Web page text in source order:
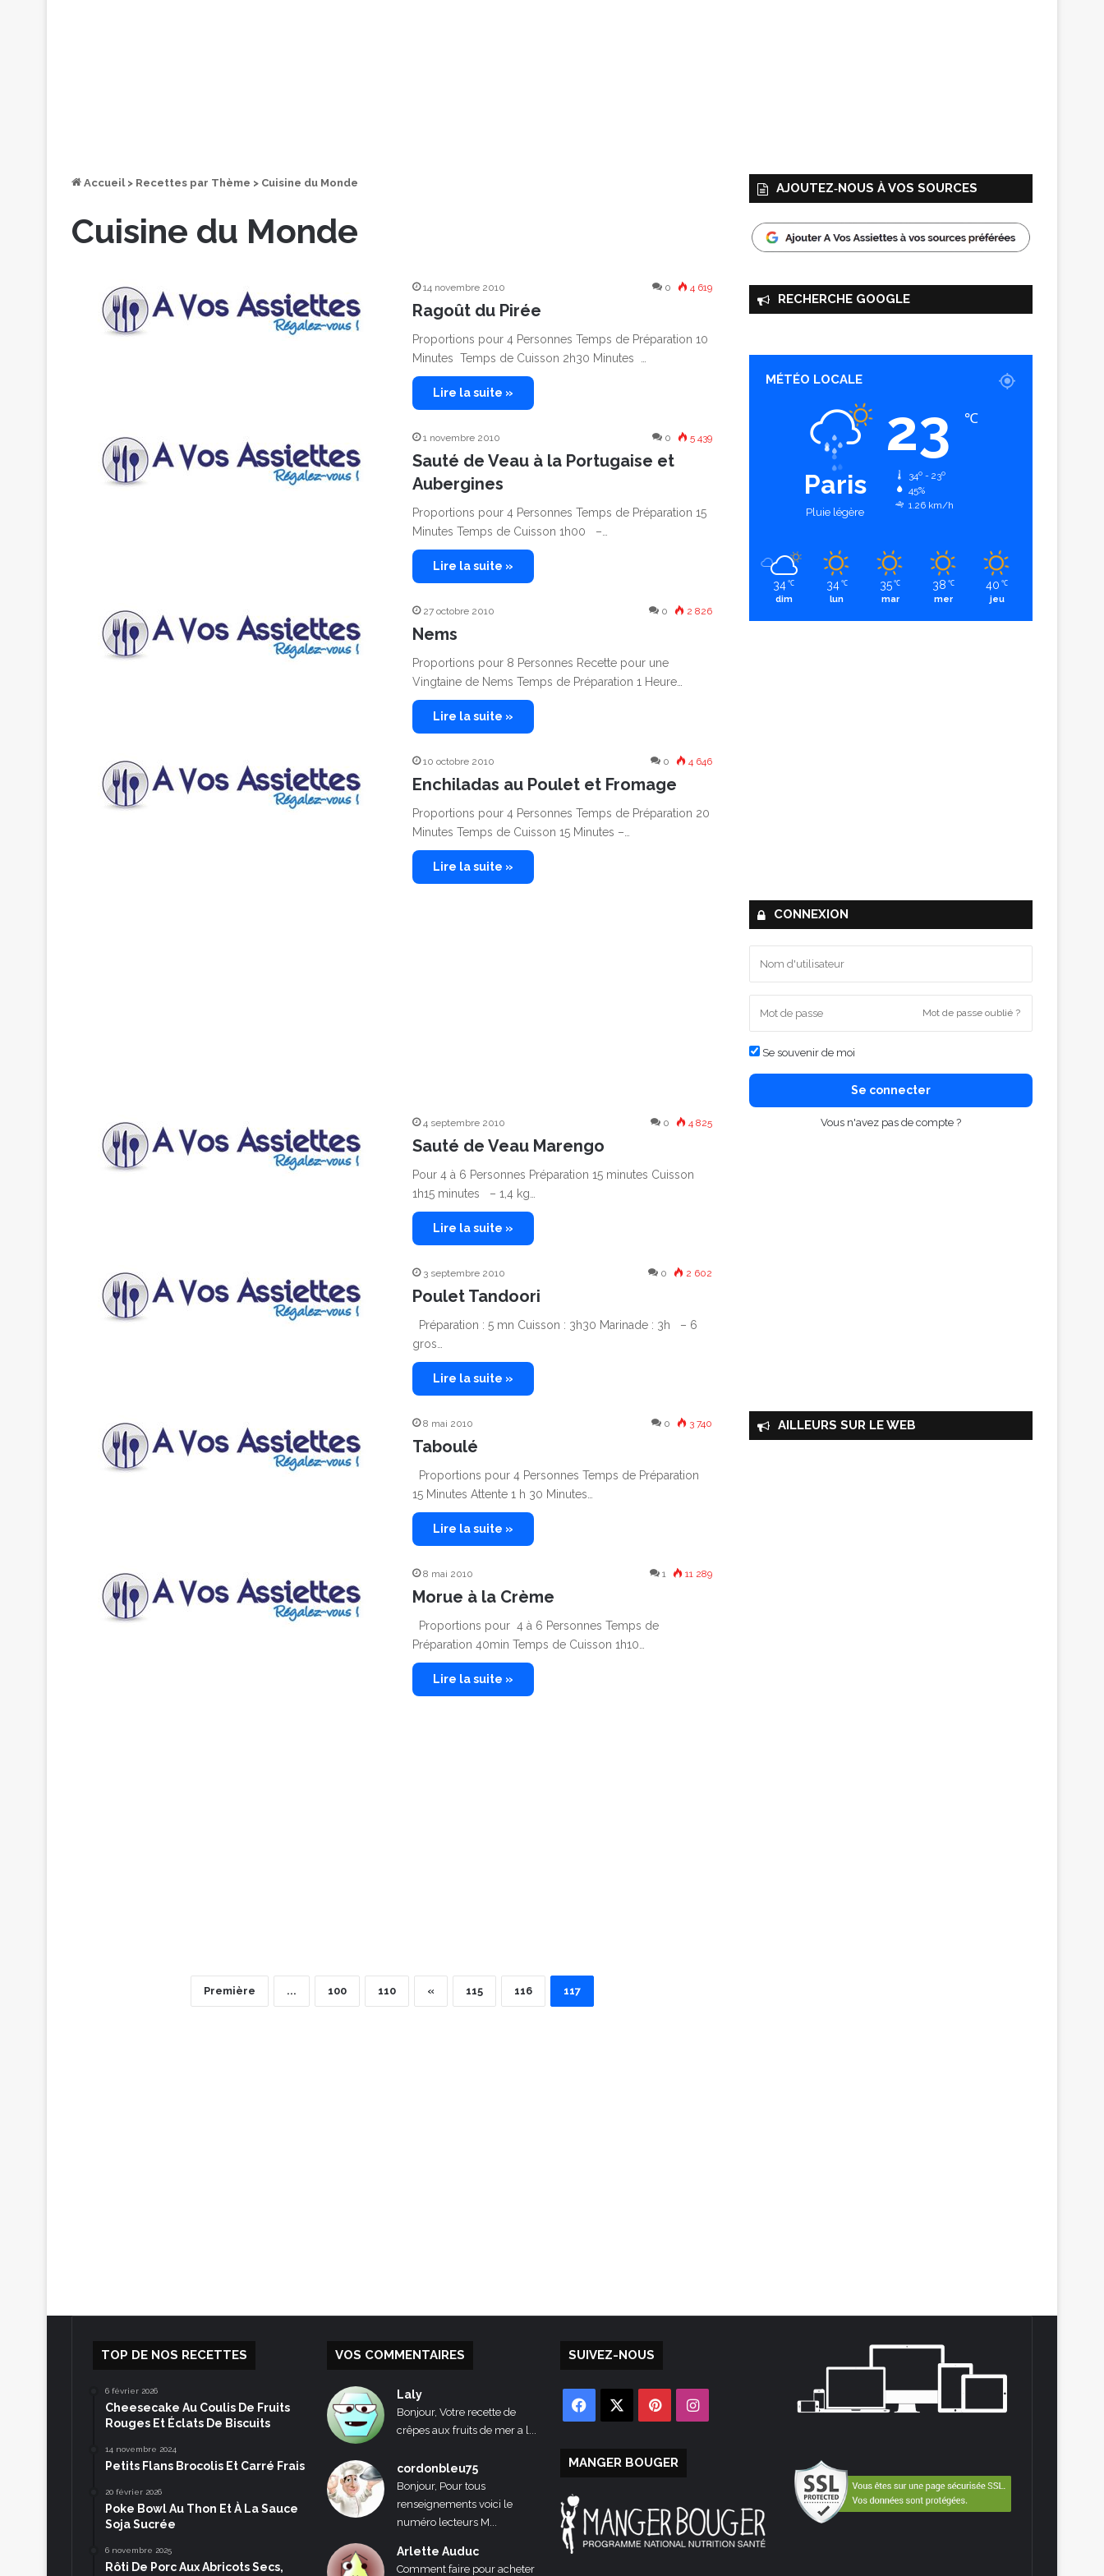
Accueil > Recettes par Thème > Cuisine du Monde
Cuisine du Monde
14 novembre 2010 0 4 619
Ragoût du Pirée
Proportions pour 4 Personnes Temps de Préparation 10
Minutes Temps de Cuisson 2h30 Minutes …
Lire la suite »
1 novembre 2010 0 5 439
Sauté de Veau à la Portugaise et
Aubergines
Proportions pour 4 Personnes Temps de Préparation 15
Minutes Temps de Cuisson 1h00 –…
Lire la suite »
27 octobre 2010 0 2 826
Nems
Proportions pour 8 Personnes Recette pour une
Vingtaine de Nems Temps de Préparation 1 Heure…
Lire la suite »
10 octobre 2010 0 4 646
Enchiladas au Poulet et Fromage
Proportions pour 4 Personnes Temps de Préparation 20
Minutes Temps de Cuisson 15 Minutes –…
Lire la suite »
4 septembre 2010 0 4 825
Sauté de Veau Marengo
Pour 4 à 6 Personnes Préparation 15 minutes Cuisson
1h15 minutes – 1,4 kg…
Lire la suite »
3 septembre 2010 0 2 602
Poulet Tandoori
Préparation : 5 mn Cuisson : 3h30 Marinade : 3h – 6
gros…
Lire la suite »
8 mai 2010 0 3 740
Taboulé
Proportions pour 4 Personnes Temps de Préparation
15 Minutes Attente 1 h 30 Minutes…
Lire la suite »
8 mai 2010 1 11 289
Morue à la Crème
Proportions pour 4 à 6 Personnes Temps de
Préparation 40min Temps de Cuisson 1h10…
Lire la suite »
Première ... 100 110 « 115 116 117
AJOUTEZ‑NOUS À VOS SOURCES
RECHERCHE GOOGLE
MÉTÉO LOCALE
Paris
Pluie légère
23 ℃
34º - 23º
45%
1.26 km/h
34 ℃
dim
34 ℃
lun
35 ℃
mar
38 ℃
mer
40 ℃
jeu
CONNEXION
Mot de passe oublié ?
Se souvenir de moi
Se connecter
Vous n'avez pas de compte ?
AILLEURS SUR LE WEB
TOP DE NOS RECETTES
6 février 2026
Cheesecake Au Coulis De Fruits
Rouges Et Éclats De Biscuits
14 novembre 2024
Petits Flans Brocolis Et Carré Frais
20 février 2026
Poke Bowl Au Thon Et À La Sauce
Soja Sucrée
6 novembre 2025
Rôti De Porc Aux Abricots Secs,
VOS COMMENTAIRES
Laly
Bonjour, Votre recette de
crêpes aux fruits de mer a l...
cordonbleu75
Bonjour, Pour tous
renseignements voici le
numéro lecteurs M...
Arlette Auduc
Comment faire pour acheter
SUIVEZ-NOUS
Facebook PinterestInstagram
MANGER BOUGER